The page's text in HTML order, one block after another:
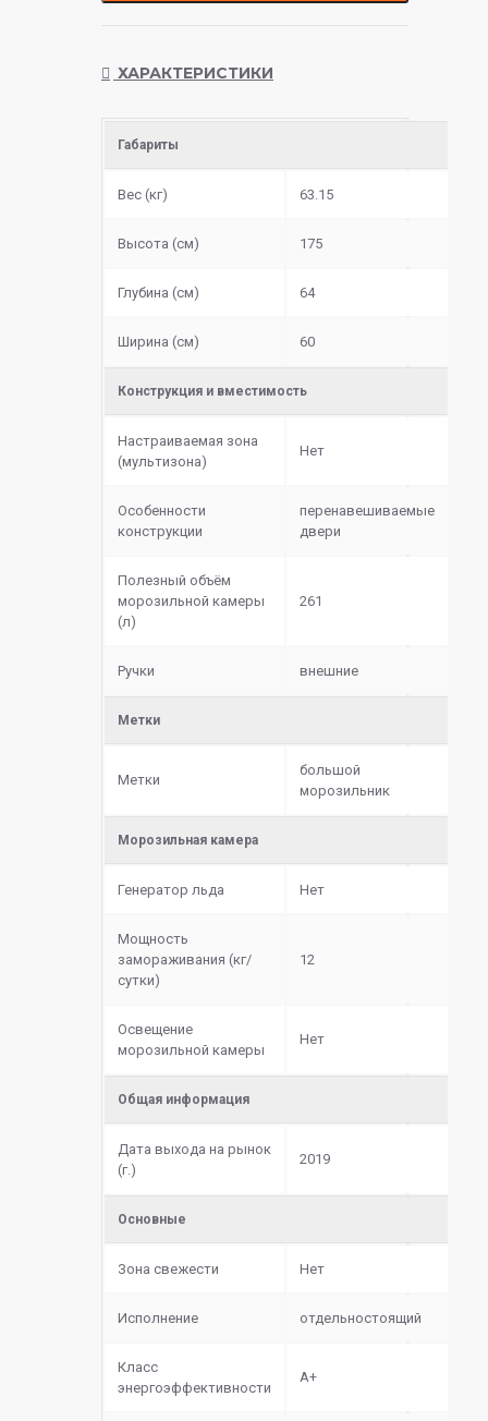
ХАРАКТЕРИСТИКИ
Габариты
Вес (кг) 63.15
Высота (см) 175
Глубина (см) 64
Ширина (см) 60
Конструкция и вместимость
Настраиваемая зона
(мультизона)
Нет
Особенности
конструкции
перенавешиваемые
двери
Полезный объём
морозильной камеры
(л)
261
Ручки внешние
Метки
Метки
большой
морозильник
Морозильная камера
Генератор льда Нет
Мощность
замораживания (кг/
сутки)
12
Освещение
морозильной камеры
Нет
Общая информация
Дата выхода на рынок
(г.)
2019
Основные
Зона свежести Нет
Исполнение отдельностоящий
Класс
энергоэффективности
A+